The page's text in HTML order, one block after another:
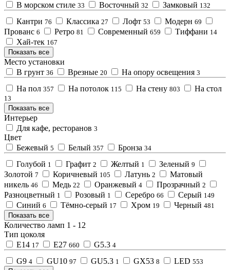
В морском стиле 33 Восточный 32 Замковый 132
Кантри 76 Классика 27 Лофт 53 Модерн 69
Прованс 6 Ретро 81 Современный 659 Тиффани 14
Хай-тек 167
Показать все
Место установки
В грунт 36 Врезные 20 На опору освещения 3
На пол 357 На потолок 115 На стену 803 На стол
13
Показать все
Интерьер
Для кафе, ресторанов 3
Цвет
Бежевый 5 Белый 357 Бронза 34
Голубой 1 Графит 2 Желтый 1 Зеленый 9
Золотой 7 Коричневый 105 Латунь 2
Матовый
никель 46 Медь 22 Оранжевый 4 Прозрачный 2
Разноцветный 1 Розовый 1 Серебро 66 Серый 149
Синий 6 Тёмно-серый 17 Хром 19 Черный 481
Показать все
Количество ламп 1 - 12
Тип цоколя
E14 17 E27 660 G5.3 4
G9 4 GU10 97 GU5.3 1 GX53 8 LED 553